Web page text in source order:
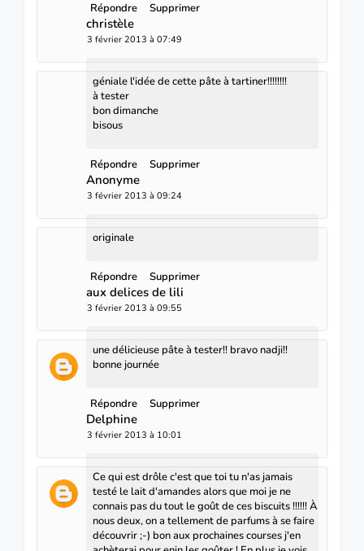
Répondre Supprimer
christèle
3 février 2013 à 07:49
géniale l'idée de cette pâte à tartiner!!!!!!!!
à tester
bon dimanche
bisous
Répondre Supprimer
Anonyme
3 février 2013 à 09:24
originale
Répondre Supprimer
aux delices de lili
3 février 2013 à 09:55
une délicieuse pâte à tester!! bravo nadji!!
bonne journée
Répondre Supprimer
Delphine
3 février 2013 à 10:01
Ce qui est drôle c'est que toi tu n'as jamais
testé le lait d'amandes alors que moi je ne
connais pas du tout le goût de ces biscuits !!!!!! À
nous deux, on a tellement de parfums à se faire
découvrir ;-) bon aux prochaines courses j'en